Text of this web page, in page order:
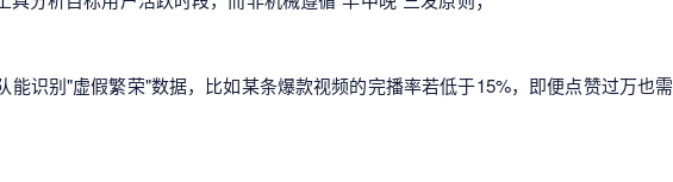
能识别"虚假繁荣"数据，比如某条爆款视频的完播率若低于15%，即便点赞过万也需